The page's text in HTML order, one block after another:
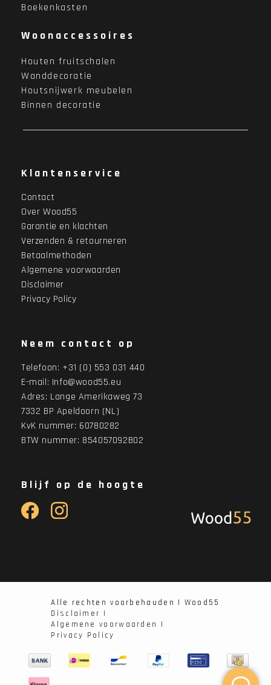
Boekenkasten
Woonaccessoires
Houten fruitschalen
Wanddecoratie
Houtsnijwerk meubelen
Binnen decoratie
Klantenservice
Contact
Over Wood55
Garantie en klachten
Verzenden & retourneren
Betaalmethoden
Algemene voorwaarden
Disclaimer
Privacy Policy
Neem contact op
Telefoon: +31 (0) 553 031 440
E-mail: Info@wood55.eu
Adres: Lange Amerikaweg 73
7332 BP Apeldoorn (NL)
KvK nummer: 60780282
BTW nummer: 854057092B02
Blijf op de hoogte
Alle rechten voorbehauden | Wood55
Disclaimer |
Algemene voorwaarden |
Privacy Policy